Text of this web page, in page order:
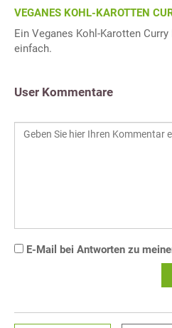
VEGANES KOHL-KAROTTEN
Ein Veganes Kohl-Karotten
einfach.
User Kommentare
E-Mail bei Antworten zu